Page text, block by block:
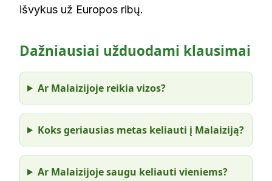
išvykus už Europos ribų.
Dažniausiai užduodami klausimai
Ar Malaizijoje reikia vizos?
Koks geriausias metas keliauti į Malaiziją?
Ar Malaizijoje saugu keliauti vieniems?